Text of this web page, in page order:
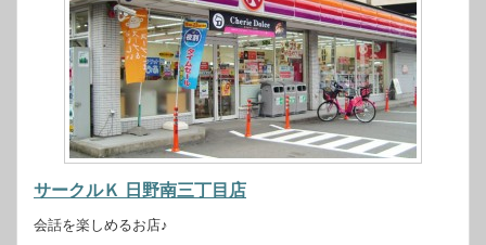
サークルＫ 日野南三丁目店
会話を楽しめるお店♪